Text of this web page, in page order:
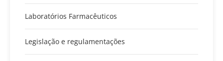
Laboratórios Farmacêuticos
Legislação e regulamentações